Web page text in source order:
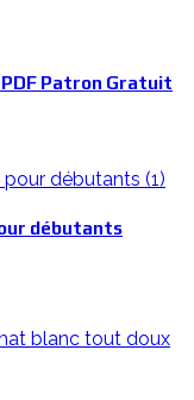
Patron Gratuit
débutants